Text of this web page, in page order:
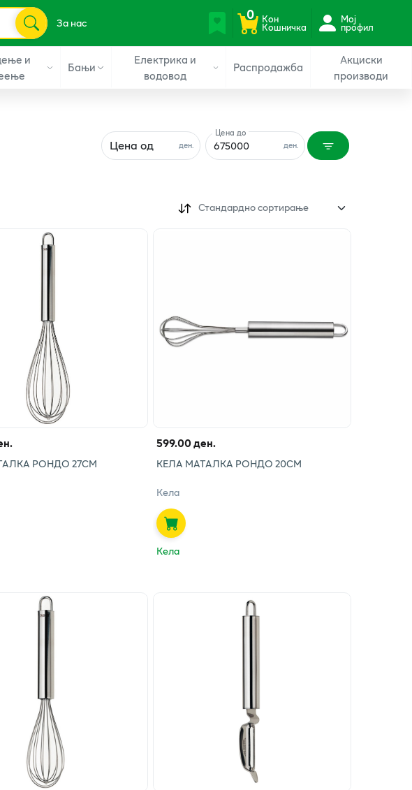
За нас 0 Кон
Кошничка
Мој
профил
и
Бањи
Електрика и
водовод
Распродажба
Акциски
производи
ден.
Цена од ден.
Цена до
Стандардно сортирање
РОНДО 27СМ
599.00 ден.
КЕЛА МАТАЛКА РОНДО 20СМ
Кела
Кела